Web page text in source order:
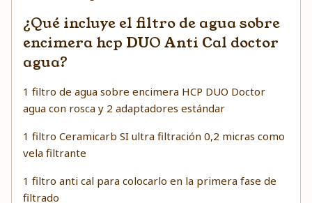
¿Qué incluye el filtro de agua sobre
encimera hcp DUO Anti Cal doctor
agua?
1 filtro de agua sobre encimera HCP DUO Doctor
agua con rosca y 2 adaptadores estándar
1 filtro Ceramicarb SI ultra filtración 0,2 micras como
vela filtrante
1 filtro anti cal para colocarlo en la primera fase de
filtrado